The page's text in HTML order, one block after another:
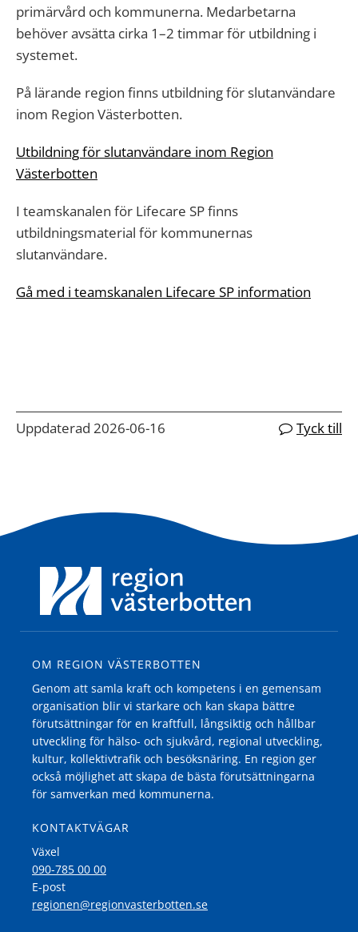
primärvård och kommunerna. Medarbetarna
behöver avsätta cirka 1–2 timmar för utbildning i
systemet.
På lärande region finns utbildning för slutanvändare
inom Region Västerbotten.
Utbildning för slutanvändare inom Region
Västerbotten
I teamskanalen för Lifecare SP finns
utbildningsmaterial för kommunernas
slutanvändare.
Gå med i teamskanalen Lifecare SP information
Uppdaterad 2026-06-16 Tyck till
OM REGION VÄSTERBOTTEN
Genom att samla kraft och kompetens i en gemensam
organisation blir vi starkare och kan skapa bättre
förutsättningar för en kraftfull, långsiktig och hållbar
utveckling för hälso- och sjukvård, regional utveckling,
kultur, kollektivtrafik och besöksnäring. En region ger
också möjlighet att skapa de bästa förutsättningarna
för samverkan med kommunerna.
KONTAKTVÄGAR
Växel
090-785 00 00
E-post
regionen@regionvasterbotten.se